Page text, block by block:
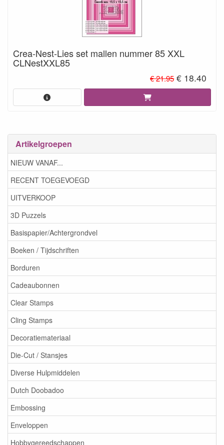
Artikelgroepen
NIEUW VANAF...
RECENT TOEGEVOEGD
UITVERKOOP
3D Puzzels
Basispapier/Achtergrondvel
Boeken / Tijdschriften
Borduren
Cadeaubonnen
Clear Stamps
Cling Stamps
Decoratiemateriaal
Die-Cut / Stansjes
Diverse Hulpmiddelen
Dutch Doobadoo
Embossing
Enveloppen
Hobbygereedschappen
Crea-Nest-Lies set mallen nummer 85 XXL
CLNestXXL85
€ 21.95€ 18.40